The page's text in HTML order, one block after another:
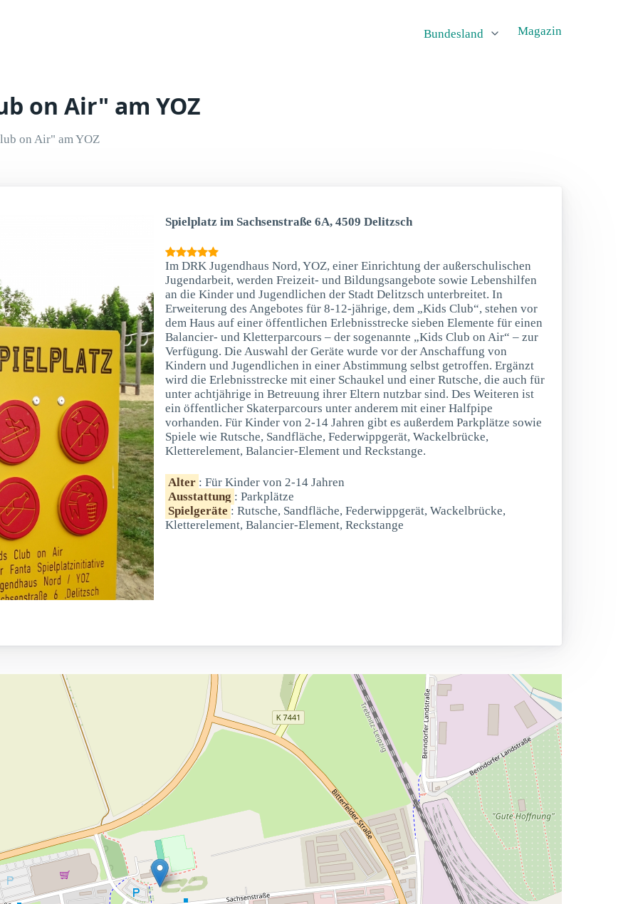
Bundesland Magazin
on Air" am YOZ
on Air" am YOZ
Spielplatz im Sachsenstraße 6A, 4509 Delitzsch
Im DRK Jugendhaus Nord, YOZ, einer Einrichtung der außerschulischen
Jugendarbeit, werden Freizeit- und Bildungsangebote sowie Lebenshilfen
an die Kinder und Jugendlichen der Stadt Delitzsch unterbreitet. In
Erweiterung des Angebotes für 8-12-jährige, dem „Kids Club“, stehen vor
dem Haus auf einer öffentlichen Erlebnisstrecke sieben Elemente für einen
Balancier- und Kletterparcours – der sogenannte „Kids Club on Air“ – zur
Verfügung. Die Auswahl der Geräte wurde vor der Anschaffung von
Kindern und Jugendlichen in einer Abstimmung selbst getroffen. Ergänzt
wird die Erlebnisstrecke mit einer Schaukel und einer Rutsche, die auch für
unter achtjährige in Betreuung ihrer Eltern nutzbar sind. Des Weiteren ist
ein öffentlicher Skaterparcours unter anderem mit einer Halfpipe
vorhanden. Für Kinder von 2-14 Jahren gibt es außerdem Parkplätze sowie
Spiele wie Rutsche, Sandfläche, Federwippgerät, Wackelbrücke,
Kletterelement, Balancier-Element und Reckstange.
Alter : Für Kinder von 2-14 Jahren
Ausstattung : Parkplätze
Spielgeräte : Rutsche, Sandfläche, Federwippgerät, Wackelbrücke,
Kletterelement, Balancier-Element, Reckstange